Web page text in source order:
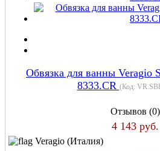
Обвязка для ванны Veragio
8333.CR (Код:
Отзывов (0)
4 143 руб.
Veragio (Италия)